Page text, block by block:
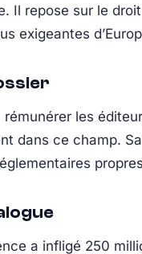
Il repose sur le
exigeantes
les
dans ce champ.
a infligé 250